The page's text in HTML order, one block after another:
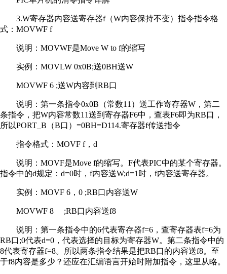
3.W寄存器内容送寄存器f（W内容保持不变）指令指令格
式：MOVWF f
说明：MOVWF是Move W to f的缩写
实例：MOVLW 0x0B;送0BH送W
MOVWF 6 ;送W内容到RB口
说明：第一条指令0x0B（常数11）送工作寄存器W，第二
条指令，把W内容常数11送到寄存器F6中，查表F6即为RB口，
所以PORT_B（B口）=0BH=D114.寄存器f传送指令
指令格式：MOVF f，d
说明：MOVF是Move f的缩写。F代表PIC中的某个寄存器。
指令中的d规定：d=0时，f内容送W;d=1时，f内容送寄存器。
实例：MOVF 6，0 ;RB口内容送W
MOVWF 8 ;RB口内容送f8
说明：第一条指令中的6代表寄存器f=6，查寄存器表f=6为
RB口;0代表d=0，代表选择的目标为寄存器W。第二条指令中的
8代表寄存器f=8。所以两条指令结果是把RB口的内容送f8。至
于f8内容是多少？还应在汇编语言开始时附加指令，这里从略。